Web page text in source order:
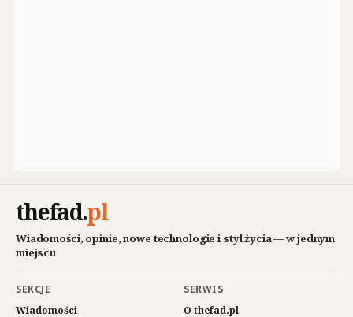
thefad.pl
Wiadomości, opinie, nowe technologie i styl życia — w jednym
miejscu
SEKCJE
Wiadomości
SERWIS
O thefad.pl